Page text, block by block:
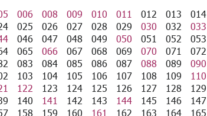
006 008 009 010 011 012 013 014
025 026 027 028 029 030 032 033
046 047 048 049 050 051 052 053
065 066 067 068 069 070 071 072
083 084 085 086 087 088 089 090
103 104 105 106 107 108 109 110
122 123 124 125 126 127 128 129
140 141 142 143 144 145 146 147
158 159 160 161 162 163 164 165